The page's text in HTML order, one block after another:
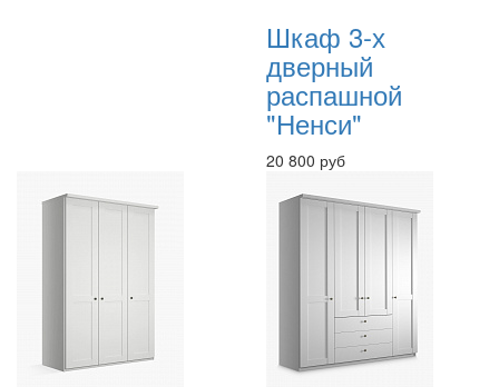
Шкаф 3-х
дверный
распашной
"Ненси"
20 800 руб